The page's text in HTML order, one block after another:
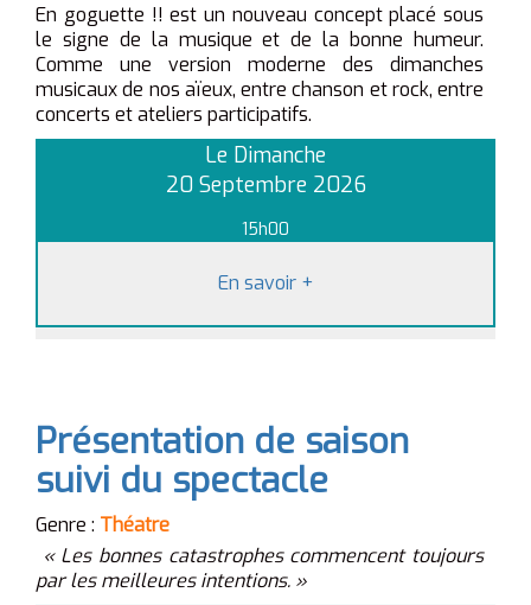
En goguette !! est un nouveau concept placé sous
le signe de la musique et de la bonne humeur.
Comme une version moderne des dimanches
musicaux de nos aïeux, entre chanson et rock, entre
concerts et ateliers participatifs.
Le Dimanche
20 Septembre 2026
15h00
En savoir +
Présentation de saison
suivi du spectacle
Genre : Théatre
« Les bonnes catastrophes commencent toujours
par les meilleures intentions. »